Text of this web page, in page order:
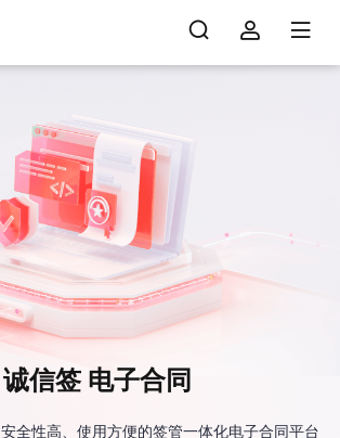
诚信签 电子合同
全性高、使用方便的签管一体化电子合同平台